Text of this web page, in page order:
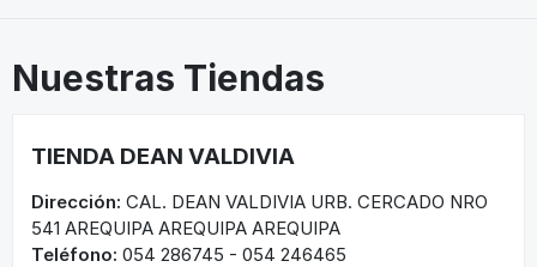
Nuestras Tiendas
TIENDA DEAN VALDIVIA
Dirección: CAL. DEAN VALDIVIA URB. CERCADO NRO
541 AREQUIPA AREQUIPA AREQUIPA
Teléfono: 054 286745 - 054 246465